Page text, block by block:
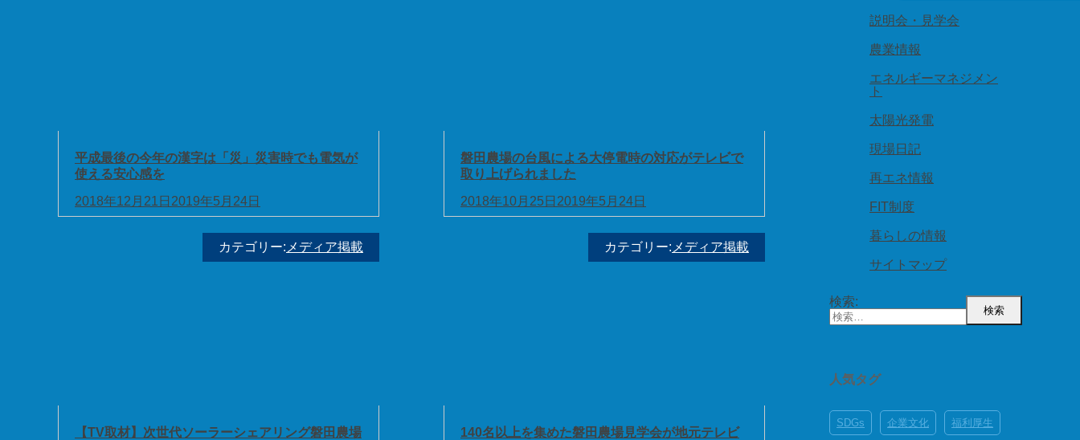
平成最後の今年の漢字は「災」災害時でも電気が
使える安心感を
2018年12月21日 2019年5月24日
磐田農場の台風による大停電時の対応がテレビで
取り上げられました
2018年10月25日 2019年5月24日
カテゴリー: メディア掲載
【TV取材】次世代ソーラーシェアリング磐田農場
カテゴリー: メディア掲載
140名以上を集めた磐田農場見学会が地元テレビ
説明会・見学会
農業情報
エネルギーマネジメン
ト
太陽光発電
現場日記
再エネ情報
FIT制度
暮らしの情報
サイトマップ
検索:
人気タグ
SDGs 企業文化 福利厚生